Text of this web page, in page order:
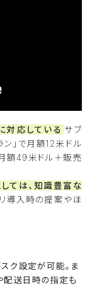
対応している サブ
ン」で月額12米ドル
額49米ドル＋販売
ては、知識豊富な
導入時の提案やほ
スク設定が可能。ま
配送日時の指定も